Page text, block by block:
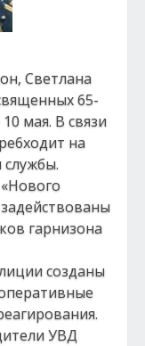
Светлана
65-
мая. В связи
на
службы.
гарнизона
созданы
УВД